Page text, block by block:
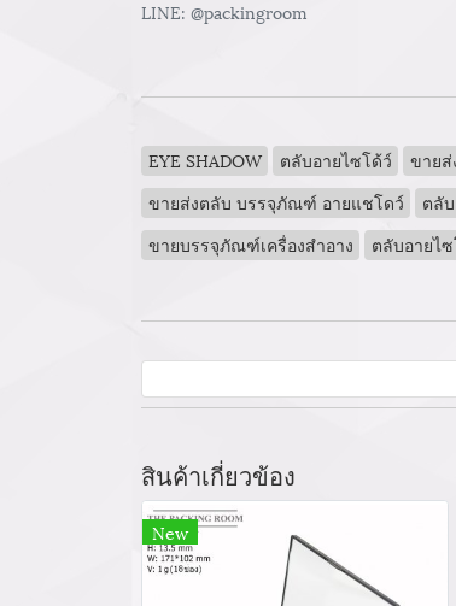
LINE: @packingroom
EYE SHADOW ตลับอายไซโด้ว์ ขายส่
ขายส่งตลับ บรรจุภัณฑ์ อายแชโดว์
ตลั
ขายบรรจุภัณฑ์เครื่องสำอาง
ตลับอายไ
สินค้าเกี่ยวข้อง
New